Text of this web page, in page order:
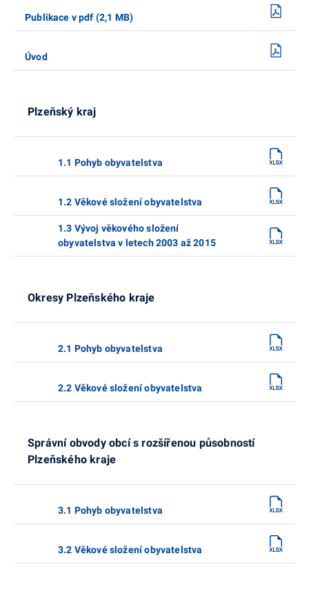
Publikace v pdf (2,1 MB)
Úvod
Plzeňský kraj
1.1 Pohyb obyvatelstva
1.2 Věkové složení obyvatelstva
1.3 Vývoj věkového složení
obyvatelstva v letech 2003 až 2015
Okresy Plzeňského kraje
2.1 Pohyb obyvatelstva
2.2 Věkové složení obyvatelstva
Správní obvody obcí s rozšířenou působností
Plzeňského kraje
3.1 Pohyb obyvatelstva
3.2 Věkové složení obyvatelstva